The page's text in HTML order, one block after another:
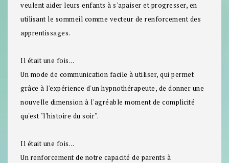
veulent aider leurs enfants à s'apaiser et progresser, en
utilisant le sommeil comme vecteur de renforcement des
apprentissages.
Il était une fois...
Un mode de communication facile à utiliser, qui permet
grâce à l'expérience d'un hypnothérapeute, de donner une
nouvelle dimension à l'agréable moment de complicité
qu'est "l'histoire du soir".
Il était une fois...
Un renforcement de notre capacité de parents à